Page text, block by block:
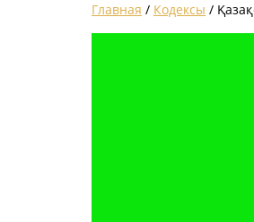
Главная / Кодексы /